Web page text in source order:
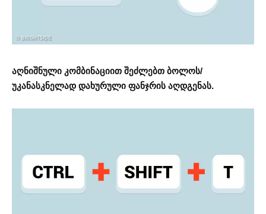
აღნიშნული კომბინაციით შეძლებთ ბოლოს/
უკანასკნელად დახურული ფანჯრის აღდგენას.